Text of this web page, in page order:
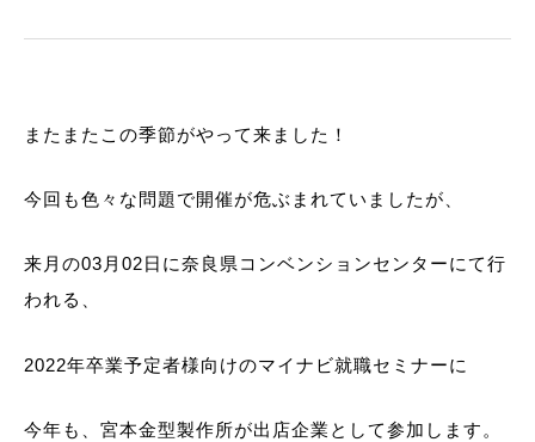
またまたこの季節がやって来ました！
今回も色々な問題で開催が危ぶまれていましたが、
来月の03月02日に奈良県コンベンションセンターにて行
われる、
2022年卒業予定者様向けのマイナビ就職セミナーに
今年も、宮本金型製作所が出店企業として参加します。